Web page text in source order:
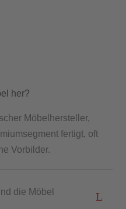
her?
Möbelhersteller,
fertigt, oft
Vorbilder.
die Möbel